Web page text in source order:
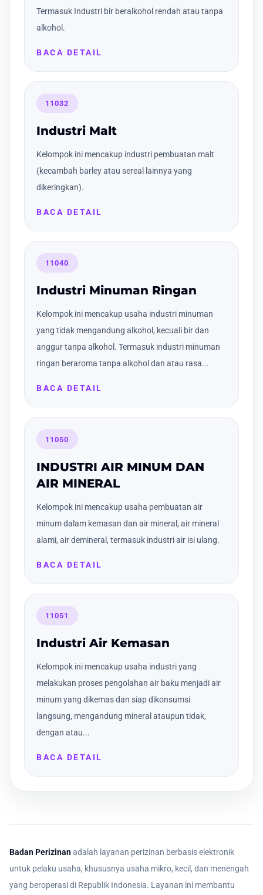
Termasuk Industri bir beralkohol rendah atau tanpa
alkohol.
BACA DETAIL
11032
Industri Malt
Kelompok ini mencakup industri pembuatan malt
(kecambah barley atau sereal lainnya yang
dikeringkan).
BACA DETAIL
11040
Industri Minuman Ringan
Kelompok ini mencakup usaha industri minuman
yang tidak mengandung alkohol, kecuali bir dan
anggur tanpa alkohol. Termasuk industri minuman
ringan beraroma tanpa alkohol dan atau rasa...
BACA DETAIL
11050
INDUSTRI AIR MINUM DAN
AIR MINERAL
Kelompok ini mencakup usaha pembuatan air
minum dalam kemasan dan air mineral, air mineral
alami, air demineral, termasuk industri air isi ulang.
BACA DETAIL
11051
Industri Air Kemasan
Kelompok ini mencakup usaha industri yang
melakukan proses pengolahan air baku menjadi air
minum yang dikemas dan siap dikonsumsi
langsung, mengandung mineral ataupun tidak,
dengan atau...
BACA DETAIL
Badan Perizinanadalah layanan perizinan berbasis elektronik
untuk pelaku usaha, khususnya usaha mikro, kecil, dan menengah
yang beroperasi di Republik Indonesia. Layanan ini membantu